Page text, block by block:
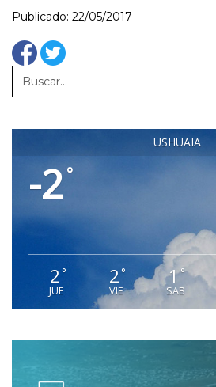
Publicado: 22/05/2017
USHUAIA
-2 °
2°
JUE
2 °
VIE
1°
SAB